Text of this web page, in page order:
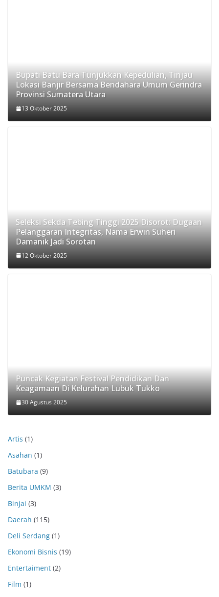
Bupati Batu Bara Tunjukkan Kepedulian, Tinjau
Lokasi Banjir Bersama Bendahara Umum Gerindra
Provinsi Sumatera Utara
13 Oktober 2025
Seleksi Sekda Tebing Tinggi 2025 Disorot: Dugaan
Pelanggaran Integritas, Nama Erwin Suheri
Damanik Jadi Sorotan
12 Oktober 2025
Puncak Kegiatan Festival Pendidikan Dan
Keagamaan Di Kelurahan Lubuk Tukko
30 Agustus 2025
Artis (1)
Asahan (1)
Batubara (9)
Berita UMKM (3)
Binjai (3)
Daerah (115)
Deli Serdang (1)
Ekonomi Bisnis (19)
Entertaiment (2)
Film (1)